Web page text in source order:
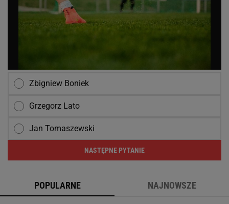
Zbigniew Boniek
Grzegorz Lato
Jan Tomaszewski
NASTĘPNE PYTANIE
POPULARNE NAJNOWSZE